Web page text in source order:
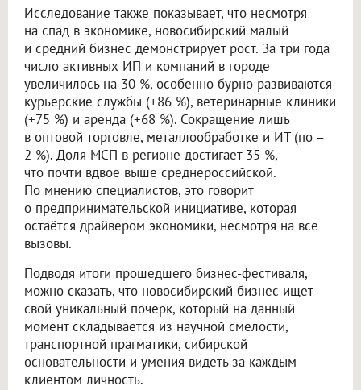
Исследование также показывает, что несмотря
на спад в экономике, новосибирский малый
и средний бизнес демонстрирует рост. За три года
число активных ИП и компаний в городе
увеличилось на 30 %, особенно бурно развиваются
курьерские службы (+86 %), ветеринарные клиники
(+75 %) и аренда (+68 %). Сокращение лишь
в оптовой торговле, металлообработке и ИТ (по –
2 %). Доля МСП в регионе достигает 35 %,
что почти вдвое выше среднероссийской.
По мнению специалистов, это говорит
о предпринимательской инициативе, которая
остаётся драйвером экономики, несмотря на все
вызовы.
Подводя итоги прошедшего бизнес-фестиваля,
можно сказать, что новосибирский бизнес ищет
свой уникальный почерк, который на данный
момент складывается из научной смелости,
транспортной прагматики, сибирской
основательности и умения видеть за каждым
клиентом личность.